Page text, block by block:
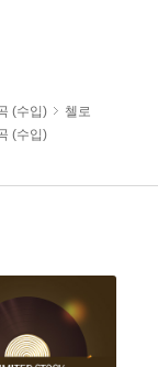
(수입)
첼로
(수입)